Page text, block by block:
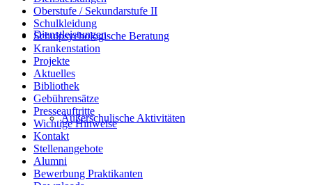
Dienstleistungen
Außerschulische Aktivitäten
Oberstufe / Sekundarstufe II
Schulkleidung
Schulpsychologische Beratung
Krankenstation
Projekte
Aktuelles
Bibliothek
Gebührensätze
Presseauftritte
Wichtige Hinweise
Kontakt
Stellenangebote
Alumni
Bewerbung Praktikanten